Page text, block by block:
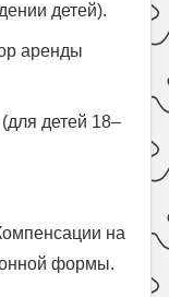
детей).
аренды
детей 18–
на
формы.